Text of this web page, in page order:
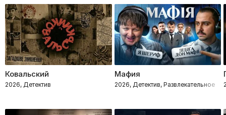
Ковальский
2026, Детектив
Мафия
2026, Детектив, Развлекательное